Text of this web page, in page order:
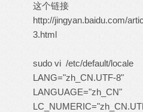
这个链接
http://jingyan.baidu.com/
3.html
sudo vi /etc/default/locale
LANG="zh_CN.UTF-8"
LANGUAGE="zh_CN"